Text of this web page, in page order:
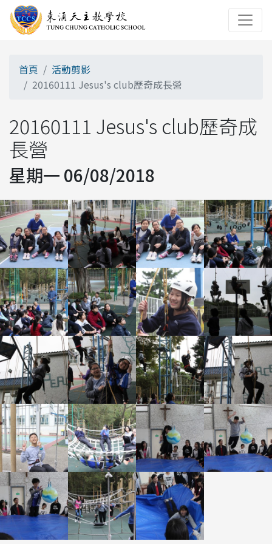
首頁
活動剪影
20160111 Jesus's club歷奇成長營
20160111 Jesus's club歷奇成
長營
星期一 06/08/2018